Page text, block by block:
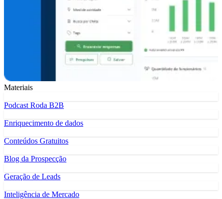
Materiais
Podcast Roda B2B
Enriquecimento de dados
Conteúdos Gratuitos
Blog da Prospecção
Geração de Leads
Inteligência de Mercado